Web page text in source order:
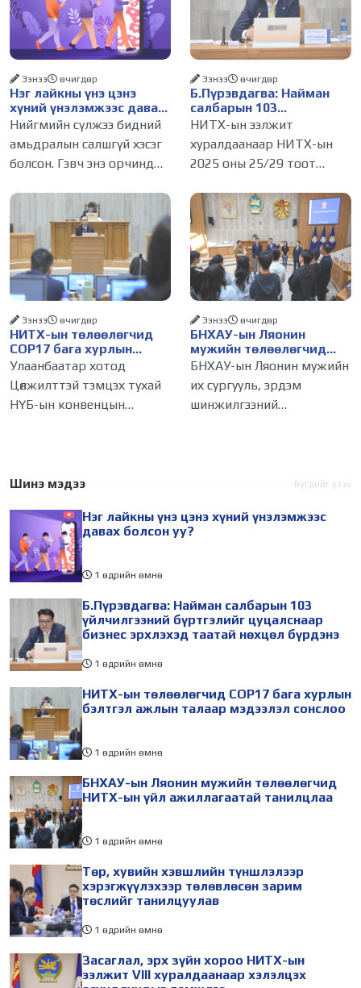
Нэг лайкны үнэ цэнэ
хүний үнэлэмжээс давах
болсон уу?
Ээнээ өчигдѳр
Нийгмийн сүлжээ бидний
амьдралын салшгүй хэсэг
болсон. Гэвч энэ орчинд
амжилт, тэр ч байтугай
хүний үнэ цэнийг хүртэл
лайк, шэйр, дагагчийн
тоогоор хэмжих хандлага
газар авч
Б.Пүрэвдагва: Найман
салбарын 103
үйлчилгээний
бүртгэлийг цуцалснаар
бизнес эрхлэхэд таатай
нөхцөл бүрдэнэ
Ээнээ өчигдѳр
НИТХ-ын ээлжит
хуралдаанаар НИТХ-ын
2025 оны 25/29 тоот
журмын зарим хэсгийг
хүчингүй болгож,
зөвшөөрлийн шинжтэй 103
бүртгэлээс нийслэлийн
бизнес эрхлэгчдийг
НИТХ-ын төлөөлөгчид
COP17 бага хурлын
бэлтгэл ажлын талаар
мэдээлэл сонслоо
Ээнээ өчигдѳр
Улаанбаатар хотод
Цөлжилттэй тэмцэх тухай
НҮБ-ын конвенцын
зохион байгуулагдана.
Нийслэлийн
БНХАУ-ын Ляонин
мужийн төлөөлөгчид
НИТХ-ын үйл
танилцлаа
Ээнээ өчигдѳр
БНХАУ-ын Ляонин мужийн
их сургууль, эрдэм
шинжилгээний
төлөөлөгчид Монгол Улсад
айлчлалынхаа хүрээнд
Шинэ мэдээ Бүгдийг үзэх
Нэг лайкны үнэ цэнэ хүний үнэлэмжээс
давах болсон уу?
1 өдрийн өмнө
Б.Пүрэвдагва: Найман салбарын 103
үйлчилгээний бүртгэлийг цуцалснаар
бизнес эрхлэхэд таатай нөхцөл бүрдэнэ
1 өдрийн өмнө
НИТХ-ын төлөөлөгчид COP17 бага хурлын
бэлтгэл ажлын талаар мэдээлэл сонслоо
1 өдрийн өмнө
БНХАУ-ын Ляонин мужийн төлөөлөгчид
НИТХ-ын үйл ажиллагаатай танилцлаа
1 өдрийн өмнө
Төр, хувийн хэвшлийн түншлэлээр
хэрэгжүүлэхээр төлөвлөсөн зарим
төслийг танилцуулав
1 өдрийн өмнө
Засаглал, эрх зүйн хороо НИТХ-ын
ээлжит VIII хуралдаанаар хэлэлцэх